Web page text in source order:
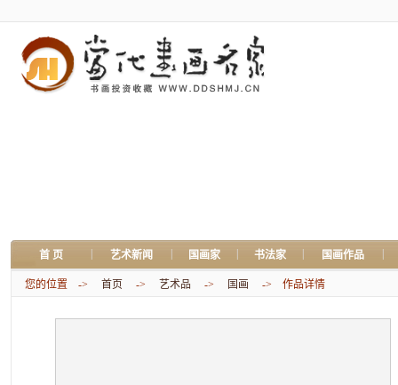
首 页 艺术新闻 国画家 书法家 国画作品
您的位置 -> 首页 -> 艺术品 -> 国画 -> 作品详情